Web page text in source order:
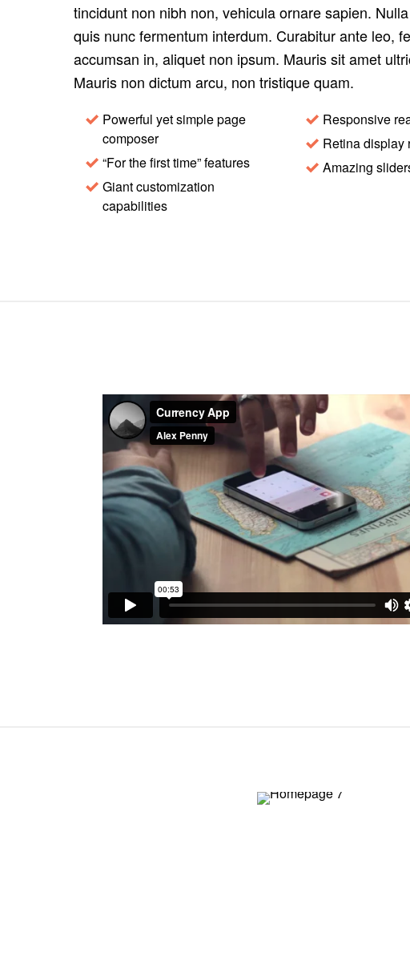
tincidunt non nibh non, vehicula ornare sapien.
quis nunc fermentum interdum. Curabitur ante leo,
accumsan in, aliquet non ipsum. Mauris sit amet
Mauris non dictum arcu, non tristique quam.
Powerful yet simple page
composer
“For the first time” features
Giant customization
capabilities
Responsive
Retina display
Amazing